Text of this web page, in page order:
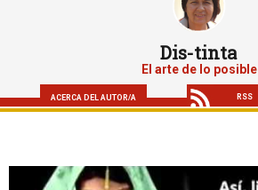
Dis-tinta
El arte de lo posible
ACERCA DEL AUTOR/A RSS